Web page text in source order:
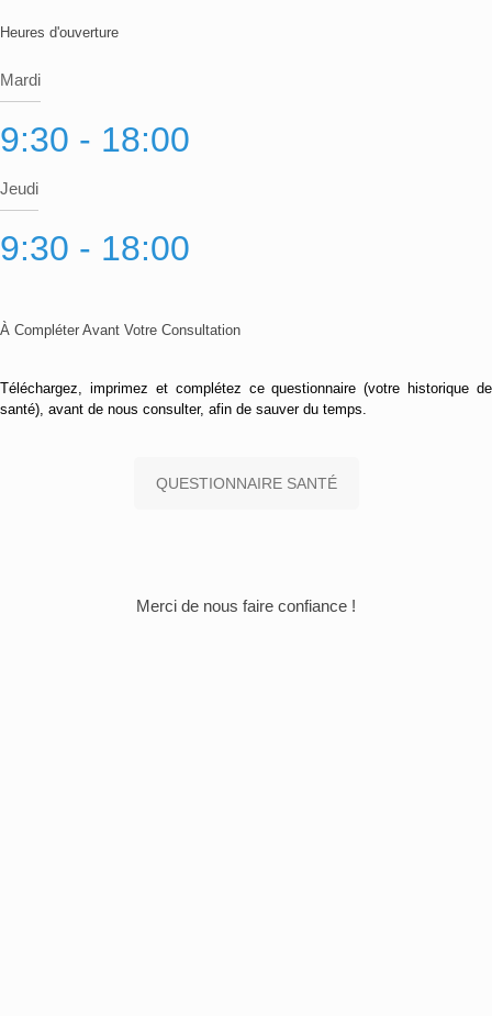
Heures d'ouverture
Mardi
9:30 - 18:00
Jeudi
9:30 - 18:00
À Compléter Avant Votre Consultation
Téléchargez, imprimez et complétez ce questionnaire (votre historique de
santé), avant de nous consulter, afin de sauver du temps.
QUESTIONNAIRE SANTÉ
Merci de nous faire confiance !